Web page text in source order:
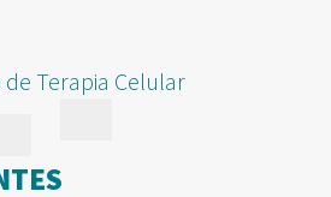
de Terapia Celular